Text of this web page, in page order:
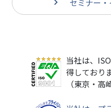
当社は、
得しており
（東京・高